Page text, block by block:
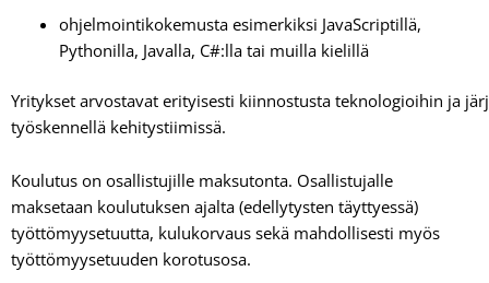
ohjelmointikokemusta esimerkiksi JavaScriptillä,
Pythonilla, Javalla, C#:lla tai muilla kielillä
Yritykset arvostavat erityisesti kiinnostusta teknologioihin ja
työskennellä kehitystiimissä.
Koulutus on osallistujille maksutonta. Osallistujalle
maksetaan koulutuksen ajalta (edellytysten täyttyessä)
työttömyysetuutta, kulukorvaus sekä mahdollisesti myös
työttömyysetuuden korotusosa.